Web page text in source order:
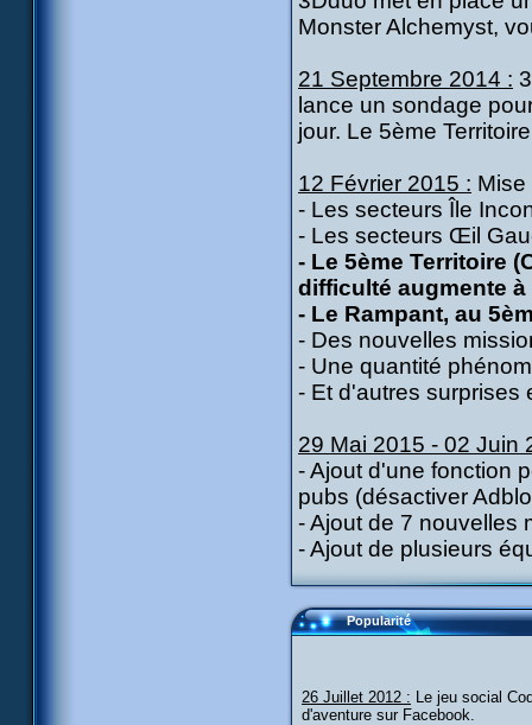
Monster Alchemyst,
21 Septembre 2014 :
lance un sondage
jour. Le 5ème
12 Février 2015 : Mise
- Les secteurs Île
- Les secteurs Œil
- Le 5ème Territoire
difficulté augmente
- Le Rampant, au
- Des nouvelles
- Une quantité
- Et d'autres surprises
29 Mai 2015 - 02 Juin
- Ajout d'une fonction
pubs (désactiver
- Ajout de 7 nouvelles
- Ajout de plusieurs
Popularité
26 Juillet 2012 : Le jeu social
d'aventure sur Facebook.